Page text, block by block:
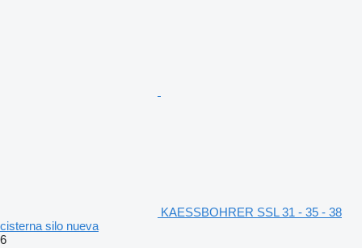
KAESSBOHRER SSL 31 - 35 - 38
cisterna silo nueva
6